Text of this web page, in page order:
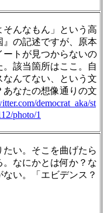
そんなもん」という高
の記述ですが、原本
トが見つからないの
該当箇所はここ。自
んてない、という文
なたの想像通りの文
democrat_aka/st
photo/1
い。そこを曲げたら
なにかとは何か？な
い。「エビデンス？